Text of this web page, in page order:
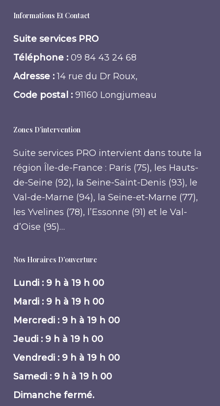
Informations Et Contact
Suite services PRO
Téléphone :09 84 43 24 68
Adresse :14 rue du Dr Roux,
Code postal : 91160 Longjumeau
Zones D’intervention
Suite services PRO intervient dans toute la
région Île-de-France : Paris (75), les Hauts-
de-Seine (92), la Seine-Saint-Denis (93), le
Val-de-Marne (94), la Seine-et-Marne (77),
les Yvelines (78), l’Essonne (91) et le Val-
d’Oise (95)…
Nos Horaires D’ouverture
Lundi : 9 h à 19 h 00
Mardi : 9 h à 19 h 00
Mercredi : 9 h à 19 h 00
Jeudi : 9 h à 19 h 00
Vendredi : 9 h à 19 h 00
Samedi : 9 h à 19 h 00
Dimanche fermé.